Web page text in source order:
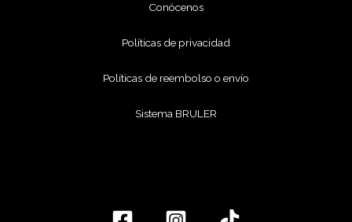
Conócenos
Políticas de privacidad
Políticas de reembolso o envío
Sistema BRULER